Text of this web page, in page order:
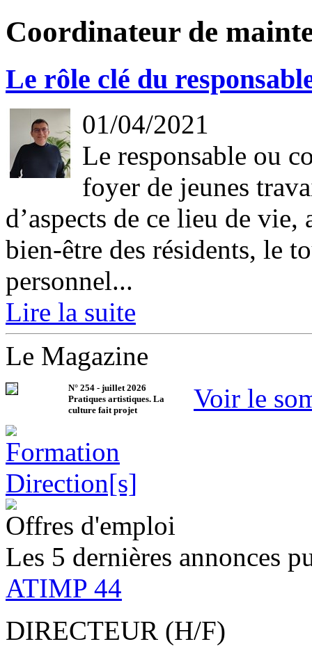
Coordinateur de
Le rôle clé du
01/04/2021
Le responsable ou
foyer de jeunes
d’aspects de ce lieu de
bien-être des résidents, le
personnel...
Lire la suite
Le Magazine
N° 254 - juillet 2026
Pratiques artistiques. La
culture fait projet
Voir le
Offres d'emploi
Les 5 dernières annonces
ATIMP 44
DIRECTEUR (H/F)